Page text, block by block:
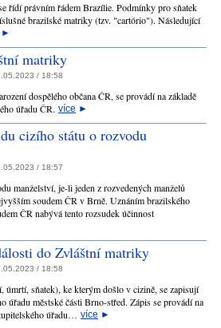
řídí právním řádem Brazílie. Podmínky pro sňatek
brazilské matriky (tzv. "cartório"). Následující
►
matriky
/ 18:58
dospělého občana ČR, se provádí na základě
úřadu ČR. více ►
cizího státu o rozvodu
/ 18:57
manželství, je-li jeden z rozvedených manželů
soudem ČR v Brně. Uznáním brazilského
ČR nabývá tento rozsudek účinnost
do Zvláštní matriky
/ 18:58
úmrtí, sňatek), ke kterým došlo v cizině, se zapisují
úřadu městské části Brno-střed. Zápis se provádí na
úřadu… více ►